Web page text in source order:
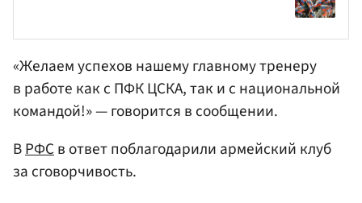
«Желаем успехов нашему главному тренеру
в работе как с ПФК ЦСКА, так и с национальной
командой!» — говорится в сообщении.
ВРФСв ответ поблагодарили армейский клуб
за сговорчивость.